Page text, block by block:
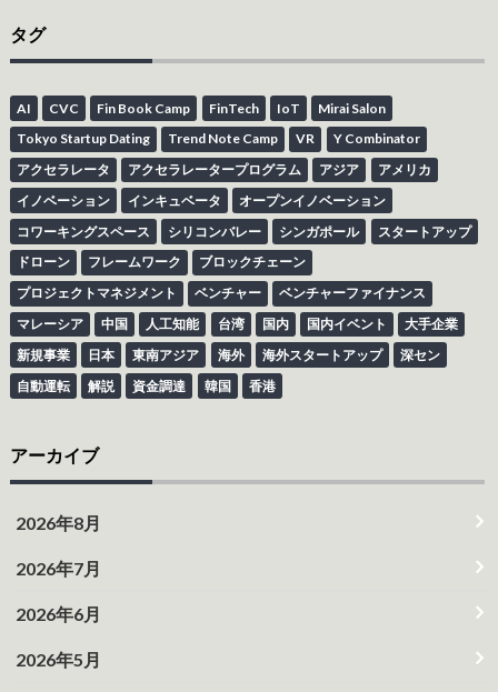
タグ
AI CVC Fin Book Camp FinTech IoT
Mirai Salon
Tokyo Startup Dating
Trend Note Camp VR
Y Combinator
アクセラレータ
アクセラレータープログラム アジア
アメリカ
イノベーション
インキュベータ
オープンイノベーション
コワーキングスペース
シリコンバレー シンガポール
スタートアップ
ドローン
フレームワーク
ブロックチェーン
プロジェクトマネジメント
ベンチャー
ベンチャーファイナンス
マレーシア
中国 人工知能 台湾 国内 国内イベント
大手企業
新規事業
日本 東南アジア 海外 海外スタートアップ
深セン
自動運転
解説 資金調達 韓国 香港
アーカイブ
2026年8月
2026年7月
2026年6月
2026年5月